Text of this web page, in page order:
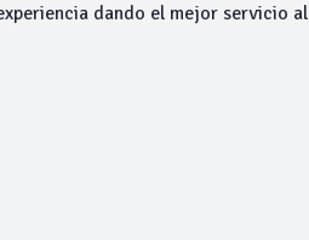
dando el mejor servicio al